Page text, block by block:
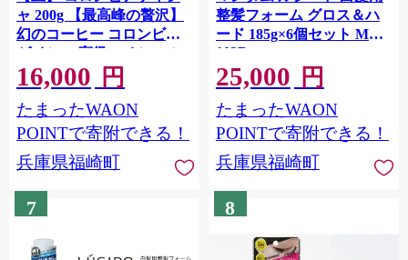
ャ 200g 【最高峰の贅沢】
幻のコーヒー コロンビア
ゲイシャ 高級スペシャル
ティコーヒー
16,000 円
たまったWAON
POINTで寄附できる！
兵庫県福崎町
整髪フォーム グロス＆ハ
ード 185g×6個セット MA-
102B
25,000 円
たまったWAON
POINTで寄附できる！
兵庫県福崎町
7 8